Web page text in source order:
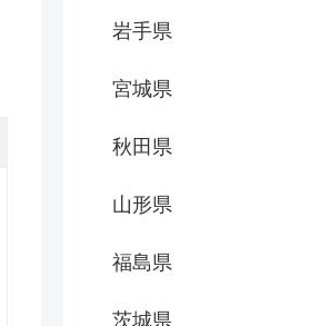
岩手県
宮城県
秋田県
山形県
福島県
茨城県